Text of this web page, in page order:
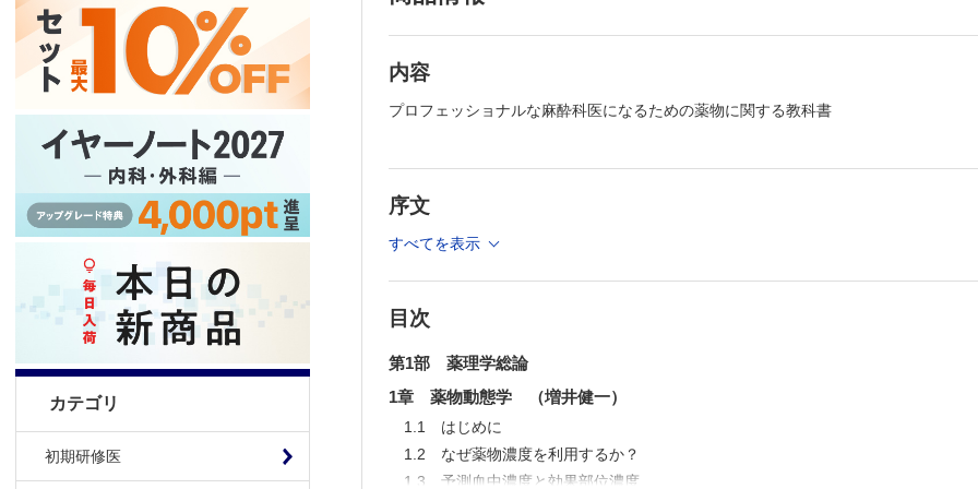
カテゴリ
初期研修医
第2部 各種薬物
3.3 ガス麻酔薬
4.2 プロポフォール （竹川大貴）
5.5 オピオイド拮抗薬 （早瀬一馬，天谷文昌）
6.1 非ステロイド性抗炎症薬
内容
プロフェッショナルな麻酔科医になるための薬物に関する教科書
序文
すべてを表示
目次
第1部 薬理学総論
1章 薬物動態学 （増井健一）
1.1 はじめに
1.2 なぜ薬物濃度を利用するか？
1.3 予測血中濃度と効果部位濃度